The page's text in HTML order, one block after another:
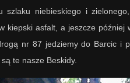
szlaku niebieskiego i
kiepski asfalt, a jeszcze
nr 87 jedziemy do Barcic i
te nasze Beskidy.